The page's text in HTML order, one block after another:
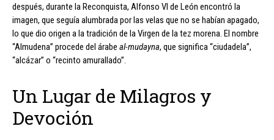
después, durante la Reconquista, Alfonso VI de León encontró la
imagen, que seguía alumbrada por las velas que no se habían apagado,
lo que dio origen a la tradición de la Virgen de la tez morena. El nombre
“Almudena” procede del árabe al-mudayna, que significa “ciudadela”,
“alcázar” o “recinto amurallado”.
Un Lugar de Milagros y
Devoción